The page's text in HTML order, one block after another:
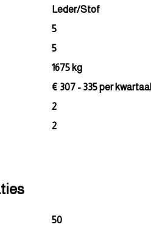
Leder/Stof
5
5
1675 kg
€ 307 - 335 per kwartaal
2
2
50